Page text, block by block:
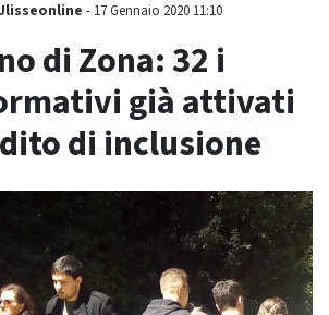
- 17 Gennaio 2020 11:10
di Zona: 32 i
già attivati
di inclusione